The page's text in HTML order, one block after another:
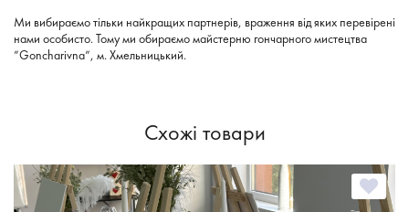
Ми вибираємо тільки найкращих партнерів, враження від яких перевірені
нами особисто. Тому ми обираємо майстерню гончарного мистецтва
”Goncharivna”, м. Хмельницький.
Схожі товари